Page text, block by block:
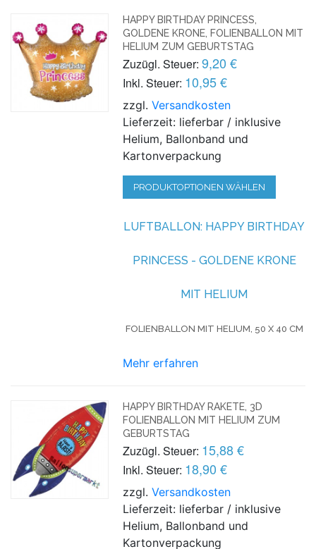
HAPPY BIRTHDAY PRINCESS,
GOLDENE KRONE, FOLIENBALLON MIT
HELIUM ZUM GEBURTSTAG
Zuzügl. Steuer: 9,20 €
Inkl. Steuer: 10,95 €
zzgl.Versandkosten
Lieferzeit: lieferbar / inklusive
Helium, Ballonband und
Kartonverpackung
PRODUKTOPTIONEN WÄHLEN
LUFTBALLON: HAPPY BIRTHDAY
PRINCESS - GOLDENE KRONE
MIT HELIUM
FOLIENBALLON MIT HELIUM, 50 X 40 CM
Mehr erfahren
HAPPY BIRTHDAY RAKETE, 3D
FOLIENBALLON MIT HELIUM ZUM
GEBURTSTAG
Zuzügl. Steuer: 15,88 €
Inkl. Steuer: 18,90 €
zzgl.Versandkosten
Lieferzeit: lieferbar / inklusive
Helium, Ballonband und
Kartonverpackung